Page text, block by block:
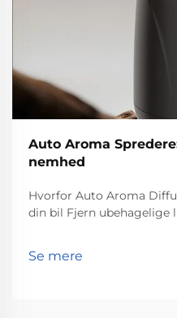
Auto Aroma
nemhed
Hvorfor Auto Aroma
din bil Fjern ubehagelige
holde tingene duftende,
Se mere